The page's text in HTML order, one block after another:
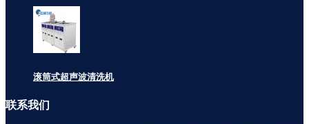
滚筒式超声波清洗机
联系我们